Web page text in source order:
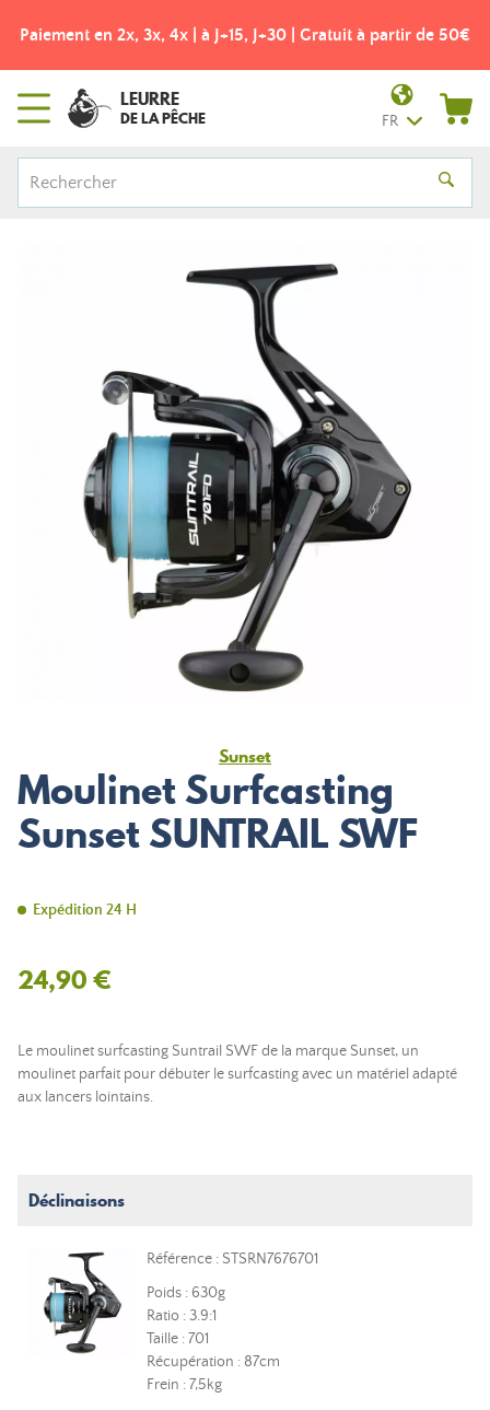
Paiement en 2x, 3x, 4x | à J+15, J+30 | Gratuit à partir de 50€
LEURRE
DE LA PÊCHE FR
Sunset
Moulinet Surfcasting
Sunset SUNTRAIL SWF
Expédition 24 H
24,90 €
Le moulinet surfcasting Suntrail SWF de la marque Sunset, un
moulinet parfait pour débuter le surfcasting avec un matériel adapté
aux lancers lointains.
Déclinaisons
Référence : STSRN7676701
Poids : 630g
Ratio : 3.9:1
Taille : 701
Récupération : 87cm
Frein : 7,5kg